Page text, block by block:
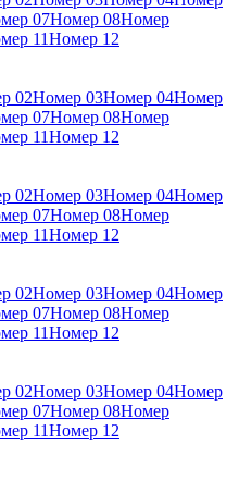
07Номер 08Номер
11Номер 12
02Номер 03Номер 04Номер
07Номер 08Номер
11Номер 12
02Номер 03Номер 04Номер
07Номер 08Номер
11Номер 12
02Номер 03Номер 04Номер
07Номер 08Номер
11Номер 12
02Номер 03Номер 04Номер
07Номер 08Номер
11Номер 12